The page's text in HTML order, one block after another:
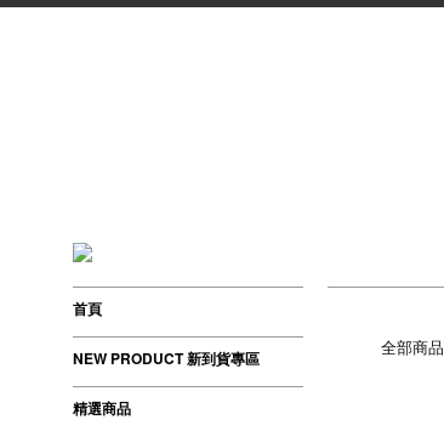
首頁
NEW PRODUCT 新到貨專區
精選商品
全部商品